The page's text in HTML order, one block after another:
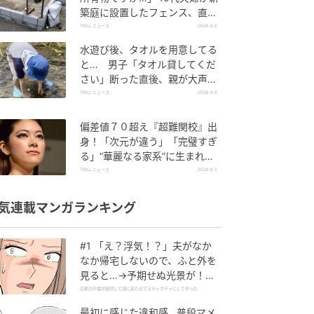
築庭に設置したフェンス、直後
に迫られた"顛末"
TRILL ニュース 2026.8.6
水遊び後、タオルを用意してる
と… 男子「タオル貸してくだ
さい」断った直後、親が大声で
放った一言に絶句
TRILL ニュース 2026.8.6
偏差値７０超え『超難関校』出
身！「次元が違う」「完璧すぎ
る」“華麗なる家系”に生まれた
【規格外の逸材】
TRILL ニュース 2026.8.5
連載マンガランキング
#1 「え？浮気！？」夫がなか
なか帰宅しないので、ふと外を
見ると…→予期せぬ光景が！｜
旦那の不倫が発覚して頭に来た
旦那の不倫が発覚して頭に来たのでメチャクチャにしてやった